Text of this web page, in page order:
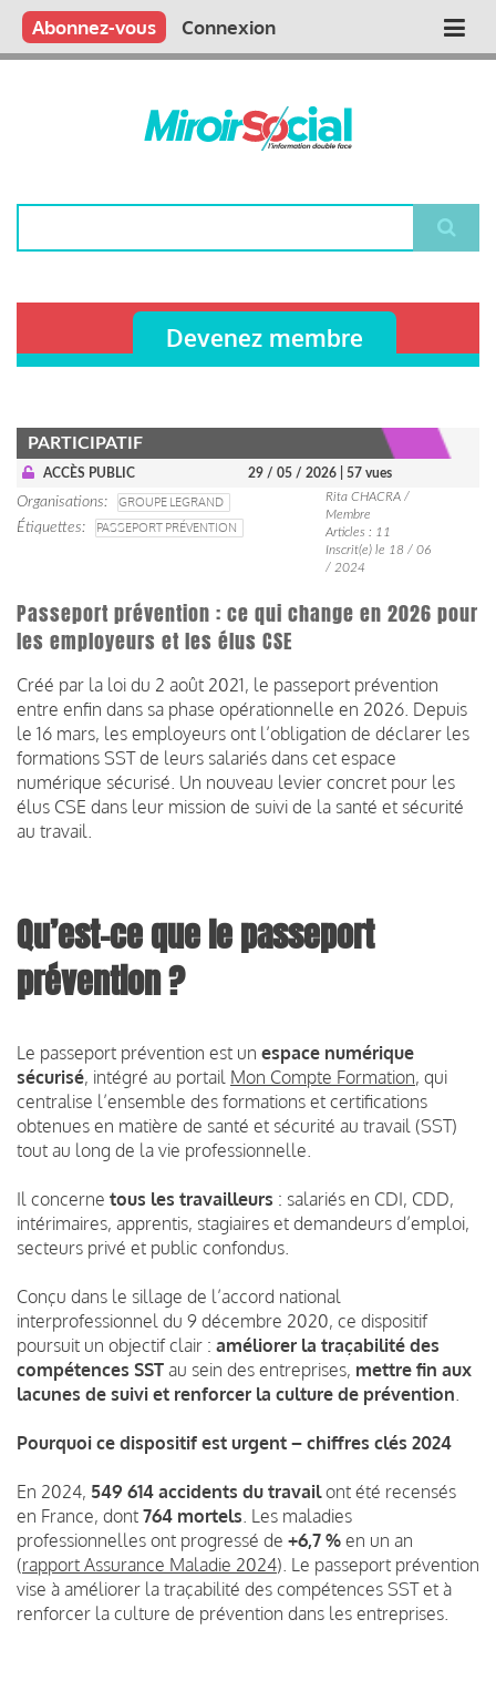
Aller
contenu
Main
Qui sommes nous ?
Vous publiez
Nous publions
Contactez-nous
Abonnez-vous Connexion
Devenez membre
PARTICIPATIF
ACCÈS PUBLIC 29 / 05 / 2026 | 57 vues
Organisations
GROUPE LEGRAND
Étiquettes
PASSEPORT PRÉVENTION
Rita CHACRA /
Membre
Articles : 11
Inscrit(e) le 18 / 06
/ 2024
Passeport prévention : ce qui change en 2026 pour
les employeurs et les élus CSE
Créé par la loi du 2 août 2021, le passeport prévention
entre enfin dans sa phase opérationnelle en 2026. Depuis
le 16 mars, les employeurs ont l’obligation de déclarer les
formations SST de leurs salariés dans cet espace
numérique sécurisé. Un nouveau levier concret pour les
élus CSE dans leur mission de suivi de la santé et sécurité
au travail.
Qu’est-ce que le passeport
prévention ?
Le passeport prévention est un espace numérique
sécurisé, intégré au portail Mon Compte Formation, qui
centralise l’ensemble des formations et certifications
obtenues en matière de santé et sécurité au travail (SST)
tout au long de la vie professionnelle.
Il concerne tous les travailleurs : salariés en CDI, CDD,
intérimaires, apprentis, stagiaires et demandeurs d’emploi,
secteurs privé et public confondus.
Conçu dans le sillage de l’accord national
interprofessionnel du 9 décembre 2020, ce dispositif
poursuit un objectif clair : améliorer la traçabilité des
compétences SST au sein des entreprises, mettre fin aux
lacunes de suivi et renforcer la culture de prévention
Pourquoi ce dispositif est urgent – chiffres clés 2024
En 2024, 549 614 accidents du travailont été recensés
en France, dont 764 mortels . Les maladies
professionnelles ont progressé de +6,7 % en un an
(rapport Assurance Maladie 2024). Le passeport prévention
vise à améliorer la traçabilité des compétences SST et à
renforcer la culture de prévention dans les entreprises.